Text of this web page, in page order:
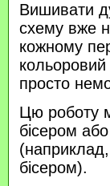
Вишивати
схему вже
кожному
просто
Цю роботу
бісером або
бісером).